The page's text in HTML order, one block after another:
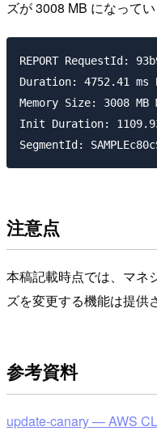
ズが 3008 MB になって
REPORT RequestId:
Duration: 4752.41
Memory Size: 3008
Init Duration: 1109.93
注意点
本稿記載時点では、マネ
ズを変更する機能は提供
参考資料
update-canary — AWS